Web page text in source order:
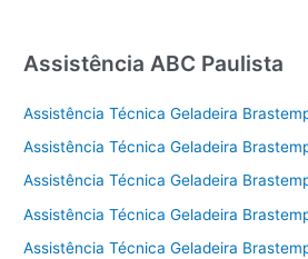
Assistência ABC Paulista
Assistência Técnica Geladeira
Assistência Técnica Geladeira
Assistência Técnica Geladeira
Assistência Técnica Geladeira
Assistência Técnica Geladeira